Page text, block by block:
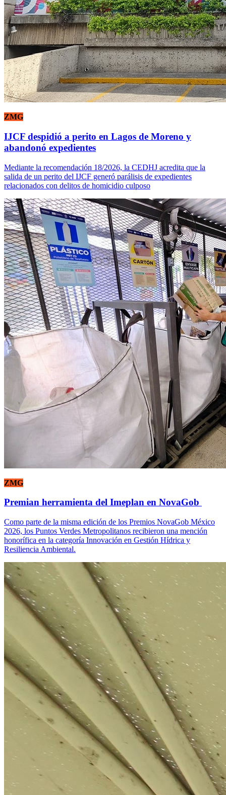
ZMG
IJCF despidió a perito en Lagos de Moreno y
abandonó expedientes
Mediante la recomendación 18/2026, la CEDHJ acredita que la
salida de un perito del IJCF generó parálisis de expedientes
relacionados con delitos de homicidio culposo
ZMG
Premian herramienta del Imeplan en NovaGob
Como parte de la misma edición de los Premios NovaGob México
2026, los Puntos Verdes Metropolitanos recibieron una mención
honorífica en la categoría Innovación en Gestión Hídrica y
Resiliencia Ambiental.